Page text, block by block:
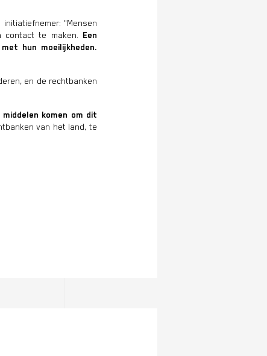
"Mensen
te maken. Een
hun moeilijkheden.
en de rechtbanken
komen om dit
van het land, te